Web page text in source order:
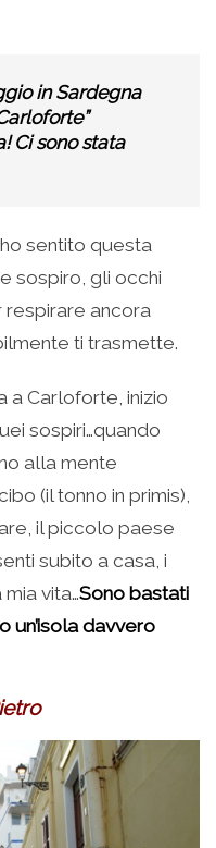
in Sardegna
Ci sono stata
sentito questa
sospiro, gli occhi
respirare ancora
ti trasmette.
a Carloforte, inizio
sospiri…quando
alla mente
(il tonno in primis),
il piccolo paese
subito a casa, i
vita…Sono bastati
un’isola davvero